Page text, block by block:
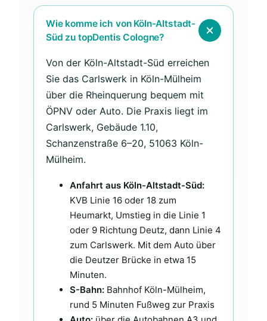
Wie komme ich von Köln-Altstadt-
Süd zu topDentis Cologne?
Von der Köln-Altstadt-Süd erreichen
Sie das Carlswerk in Köln-Mülheim
über die Rheinquerung bequem mit
ÖPNV oder Auto. Die Praxis liegt im
Carlswerk, Gebäude 1.10,
Schanzenstraße 6–20, 51063 Köln-
Mülheim.
Anfahrt aus Köln-Altstadt-Süd:
KVB Linie 16 oder 18 zum
Heumarkt, Umstieg in die Linie 1
oder 9 Richtung Deutz, dann Linie 4
zum Carlswerk. Mit dem Auto über
die Deutzer Brücke in etwa 15
Minuten.
S-Bahn: Bahnhof Köln-Mülheim,
rund 5 Minuten Fußweg zur Praxis